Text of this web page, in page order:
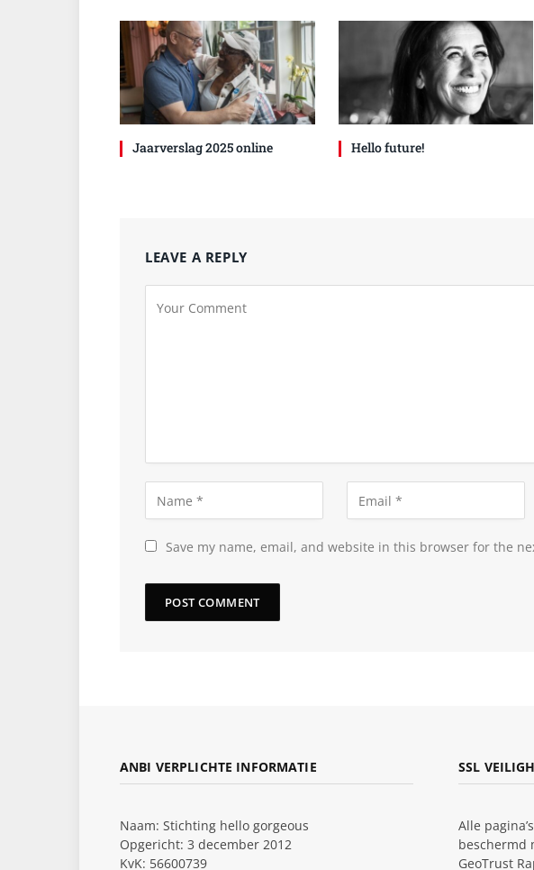
Jaarverslag 2025 online Hello future!
LEAVE A REPLY
Save my name, email, and website in this browser for the
ANBI VERPLICHTE INFORMATIE
Naam: Stichting hello gorgeous
Opgericht: 3 december 2012
KvK: 56600739
SSL
Alle
beschermd
GeoTrust